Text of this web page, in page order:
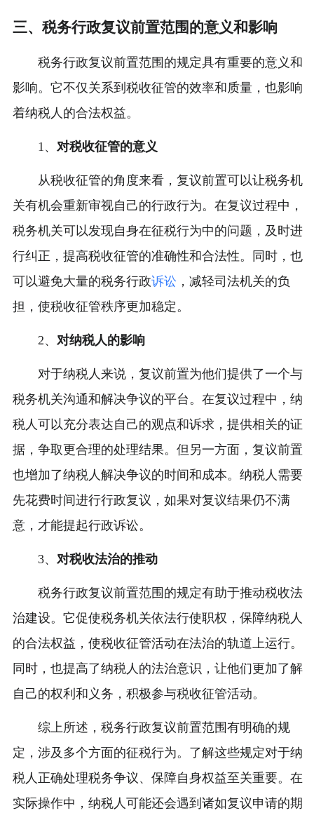
三、税务行政复议前置范围的意义和影响
税务行政复议前置范围的规定具有重要的意义和
影响。它不仅关系到税收征管的效率和质量，也影响
着纳税人的合法权益。
1、 对税收征管的意义
从税收征管的角度来看，复议前置可以让税务机
关有机会重新审视自己的行政行为。在复议过程中，
税务机关可以发现自身在征税行为中的问题，及时进
行纠正，提高税收征管的准确性和合法性。同时，也
可以避免大量的税务行政诉讼 ，减轻司法机关的负
担，使税收征管秩序更加稳定。
2、 对纳税人的影响
对于纳税人来说，复议前置为他们提供了一个与
税务机关沟通和解决争议的平台。在复议过程中，纳
税人可以充分表达自己的观点和诉求，提供相关的证
据，争取更合理的处理结果。但另一方面，复议前置
也增加了纳税人解决争议的时间和成本。纳税人需要
先花费时间进行行政复议，如果对复议结果仍不满
意，才能提起行政诉讼。
3、 对税收法治的推动
税务行政复议前置范围的规定有助于推动税收法
治建设。它促使税务机关依法行使职权，保障纳税人
的合法权益，使税收征管活动在法治的轨道上运行。
同时，也提高了纳税人的法治意识，让他们更加了解
自己的权利和义务，积极参与税收征管活动。
综上所述，税务行政复议前置范围有明确的规
定，涉及多个方面的征税行为。了解这些规定对于纳
税人正确处理税务争议、保障自身权益至关重要。在
实际操作中，纳税人可能还会遇到诸如复议申请的期